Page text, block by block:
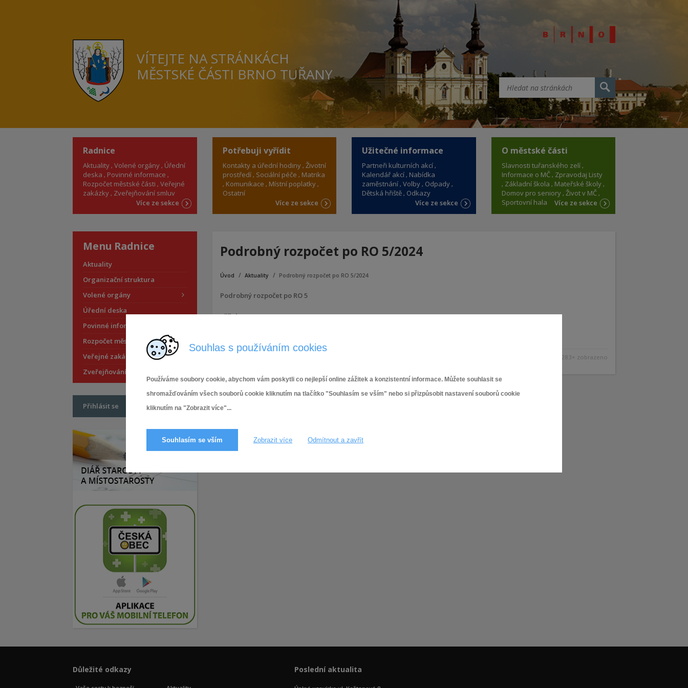
Souhlas s používáním cookies
Používáme soubory cookie, abychom vám poskytli co nejlepší online zážitek a konzistentní informace. Můžete souhlasit se
shromažďováním všech souborů cookie kliknutím na tlačítko "Souhlasím se vším" nebo si přizpůsobit nastavení souborů cookie
kliknutím na "Zobrazit více"...
Souhlasím se vším Zobrazit více Odmítnout a zavřít
VÍTEJTE NA STRÁNKÁCH
MĚSTSKÉ ČÁSTI BRNO TUŘANY
Radnice
Aktuality Volené orgány Úřední
deska
Povinné informace
Rozpočet městské části Veřejné
zakázky Zveřejňování smluv
Více ze sekce
Potřebuji vyřídit
Kontakty a úřední hodiny Životní
prostředí Sociální péče
Matrika
Komunikace
Místní poplatky
Ostatní
Více ze sekce
Užitečné informace
Partneři kulturních akcí
Kalendář akcí Nabídka
zaměstnání Volby Odpady
Dětská hřiště Odkazy
Více ze sekce
O městské části
Slavnosti tuřanského zelí
Informace o MČ Zpravodaj Listy
Základní škola
Mateřské školy
Domov pro seniory Život v MČ
Sportovní hala
Více ze sekce
Podrobný rozpočet po RO 5/2024
Úvod Aktuality Podrobný rozpočet po RO 5/2024
Podrobný rozpočet po RO 5
Přílohy:
283× zobrazeno
Menu Radnice
Aktuality
Organizační struktura
Volené orgány
Úřední deska
Povinné informace
Rozpočet městské části
Veřejné zakázky
Zveřejňování smluv
Přihlásit se
Důležité odkazy Poslední aktualita